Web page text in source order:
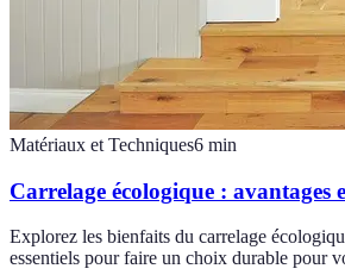
Matériaux et Techniques6 min
Carrelage écologique : avantages
Explorez les bienfaits du carrelage
essentiels pour faire un choix durable pour